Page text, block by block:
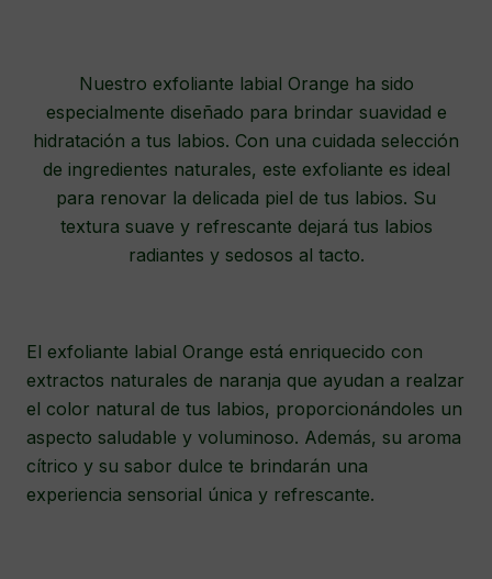
Nuestro exfoliante labial Orange ha sido
especialmente diseñado para brindar suavidad e
hidratación a tus labios. Con una cuidada selección
de ingredientes naturales, este exfoliante es ideal
para renovar la delicada piel de tus labios. Su
textura suave y refrescante dejará tus labios
radiantes y sedosos al tacto.
El exfoliante labial Orange está enriquecido con
extractos naturales de naranja que ayudan a realzar
el color natural de tus labios, proporcionándoles un
aspecto saludable y voluminoso. Además, su aroma
cítrico y su sabor dulce te brindarán una
experiencia sensorial única y refrescante.